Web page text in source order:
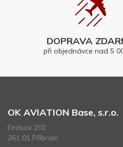
DOPRAVA
při objednávce nad 5
OK AVIATION Base, s.r.o.
Drásov 201
261 01 Příbram